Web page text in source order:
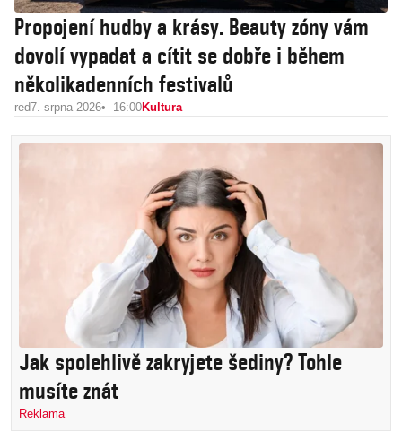
Propojení hudby a krásy. Beauty zóny vám
dovolí vypadat a cítit se dobře i během
několikadenních festivalů
red7. srpna 2026 16:00Kultura
Jak spolehlivě zakryjete šediny? Tohle
musíte znát
Reklama